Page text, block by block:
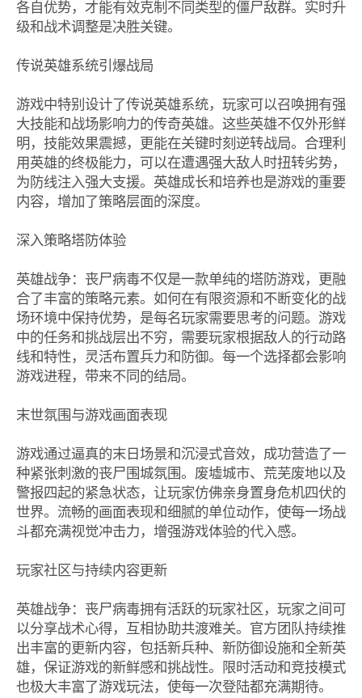
各自优势，才能有效克制不同类型的僵尸敌群。实时升
级和战术调整是决胜关键。
传说英雄系统引爆战局
游戏中特别设计了传说英雄系统，玩家可以召唤拥有强
大技能和战场影响力的传奇英雄。这些英雄不仅外形鲜
明，技能效果震撼，更能在关键时刻逆转战局。合理利
用英雄的终极能力，可以在遭遇强大敌人时扭转劣势，
为防线注入强大支援。英雄成长和培养也是游戏的重要
内容，增加了策略层面的深度。
深入策略塔防体验
英雄战争：丧尸病毒不仅是一款单纯的塔防游戏，更融
合了丰富的策略元素。如何在有限资源和不断变化的战
场环境中保持优势，是每名玩家需要思考的问题。游戏
中的任务和挑战层出不穷，需要玩家根据敌人的行动路
线和特性，灵活布置兵力和防御。每一个选择都会影响
游戏进程，带来不同的结局。
末世氛围与游戏画面表现
游戏通过逼真的末日场景和沉浸式音效，成功营造了一
种紧张刺激的丧尸围城氛围。废墟城市、荒芜废地以及
警报四起的紧急状态，让玩家仿佛亲身置身危机四伏的
世界。流畅的画面表现和细腻的单位动作，使每一场战
斗都充满视觉冲击力，增强游戏体验的代入感。
玩家社区与持续内容更新
英雄战争：丧尸病毒拥有活跃的玩家社区，玩家之间可
以分享战术心得，互相协助共渡难关。官方团队持续推
出丰富的更新内容，包括新兵种、新防御设施和全新英
雄，保证游戏的新鲜感和挑战性。限时活动和竞技模式
也极大丰富了游戏玩法，使每一次登陆都充满期待。